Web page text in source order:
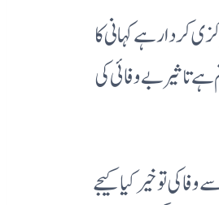
کردار ہے کہانی کا
ہے تاثیر بے وفائی کی
کی تو خیر کیا کیجے